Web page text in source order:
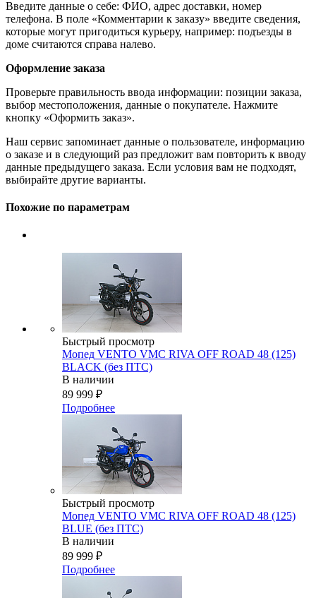
Введите данные о себе: ФИО, адрес доставки, номер
телефона. В поле «Комментарии к заказу» введите сведения,
которые могут пригодиться курьеру, например: подъезды в
доме считаются справа налево.
Оформление заказа
Проверьте правильность ввода информации: позиции заказа,
выбор местоположения, данные о покупателе. Нажмите
кнопку «Оформить заказ».
Наш сервис запоминает данные о пользователе, информацию
о заказе и в следующий раз предложит вам повторить к вводу
данные предыдущего заказа. Если условия вам не подходят,
выбирайте другие варианты.
Похожие по параметрам
Быстрый просмотр
Мопед VENTO VMC RIVA OFF ROAD 48 (125)
BLACK (без ПТС)
В наличии
89 999 ₽
Подробнее
Быстрый просмотр
Мопед VENTO VMC RIVA OFF ROAD 48 (125)
BLUE (без ПТС)
В наличии
89 999 ₽
Подробнее